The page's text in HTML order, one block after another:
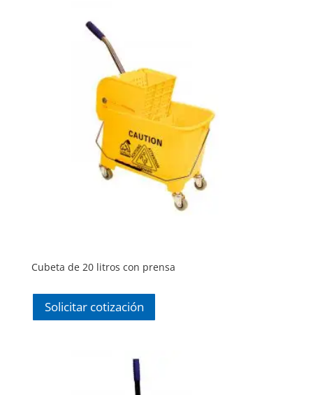
Cubeta de 20 litros con prensa
Solicitar cotización